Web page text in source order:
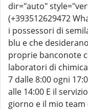
dir="auto"
(+393512629472
i possessori di
blu e che
proprie banconote
laboratori di
7 dalle 8:00 ogni
alle 14:00 E il
giorno e il mio